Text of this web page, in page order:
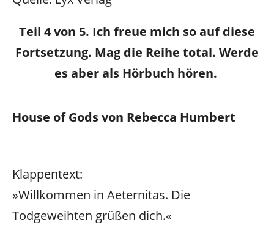
Teil 4 von 5. Ich freue mich so auf diese
Fortsetzung. Mag die Reihe total. Werde
es aber als Hörbuch hören.
House of Gods von Rebecca Humbert
Klappentext:
»Willkommen in Aeternitas. Die
Todgeweihten grüßen dich.«